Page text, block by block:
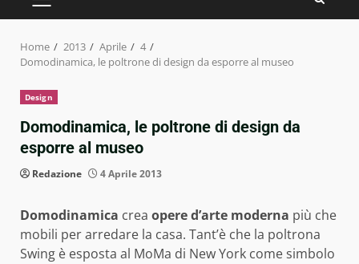
PRIMARY
MENU
Home 2013 Aprile
4
Domodinamica, le poltrone di design da esporre al museo
Design
Domodinamica, le poltrone di design da
esporre al museo
Redazione 4 Aprile 2013
Domodinamica crea opere d’arte moderna più che
mobili per arredare la casa. Tant’è che la poltrona
Swing è esposta al MoMa di New York come simbolo